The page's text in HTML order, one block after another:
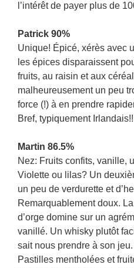
l’intérêt de payer plus de
Patrick 90%
Unique! Épicé, xérès avec
les épices disparaissent
fruits, au raisin et aux
malheureusement un peu
force (!) à en prendre
Bref, typiquement
Martin 86.5%
Nez: Fruits confits, vanille,
Violette ou lilas? Un
un peu de verdurette et
Remarquablement doux.
d’orge domine sur un
vanillé. Un whisky plutôt
sait nous prendre à son
Pastilles mentholées et